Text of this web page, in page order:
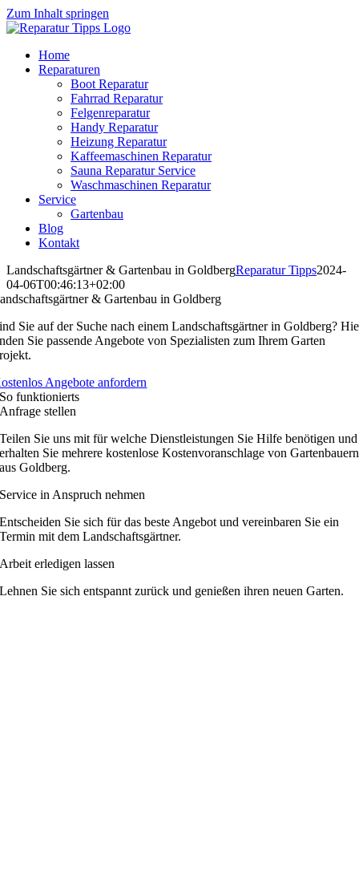
Zum Inhalt springen
Home
Reparaturen
Boot Reparatur
Fahrrad Reparatur
Felgenreparatur
Handy Reparatur
Heizung Reparatur
Kaffeemaschinen Reparatur
Sauna Reparatur Service
Waschmaschinen Reparatur
Service
Gartenbau
Blog
Kontakt
Landschaftsgärtner & Gartenbau in GoldbergReparatur Tipps2024-
04-06T00:46:13+02:00
& Gartenbau in Goldberg
Sie auf der Suche nach einem Landschaftsgärtner in Goldberg?
Sie passende Angebote von Spezialisten zum Ihrem Garten
Angebote anfordern
So funktionierts
Anfrage stellen
Teilen Sie uns mit für welche Dienstleistungen Sie Hilfe benötigen und
erhalten Sie mehrere kostenlose Kostenvoranschlage von Gartenbauern
aus Goldberg.
Service in Anspruch nehmen
Entscheiden Sie sich für das beste Angebot und vereinbaren Sie ein
Termin mit dem Landschaftsgärtner.
Arbeit erledigen lassen
Lehnen Sie sich entspannt zurück und genießen ihren neuen Garten.